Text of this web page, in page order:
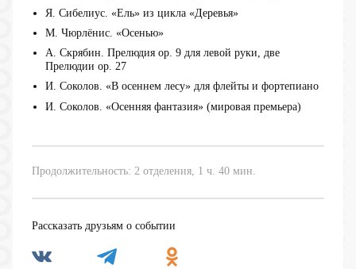
Я. Сибелиус. «Ель» из цикла «Деревья»
М. Чюрлёнис. «Осенью»
А. Скрябин. Прелюдия оp. 9 для левой руки, две
Прелюдии оp. 27
И. Соколов. «В осеннем лесу» для флейты и фортепиано
И. Соколов. «Осенняя фантазия» (мировая премьера)
Продолжительность: 2 отделения, 1 ч. 40 мин.
Рассказать друзьям о событии